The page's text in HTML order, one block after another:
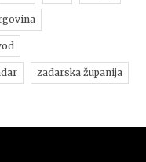
zadarska županija